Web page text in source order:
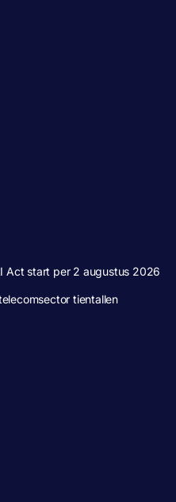
Act start per 2 augustus 2026
tientallen